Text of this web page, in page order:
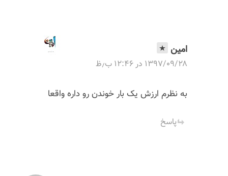
امین
۱۳۹۷/۰۹/۲۸ در ۱۲:۴۶ ب٫ظ
به نظرم ارزش یک بار خوندن رو داره واقعا
پاسخ